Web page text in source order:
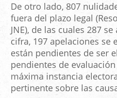
De otro lado, 807
fuera del plazo legal
JNE), de las cuales 287
cifra, 197 apelaciones se
están pendientes de ser
pendientes de evaluación
máxima instancia
pertinente sobre las